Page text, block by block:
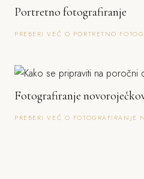
Portretno fotografiranje
PREBERI VEČ O PORTRETNO
Fotografiranje
PREBERI VEČ O FOTOGRAFIRANJE